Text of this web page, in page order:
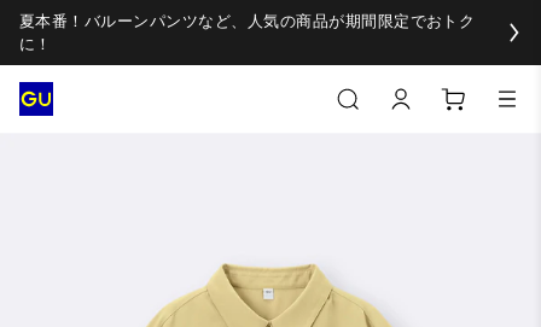
夏本番！バルーンパンツなど、人気の商品が期間限定でおトク
に！